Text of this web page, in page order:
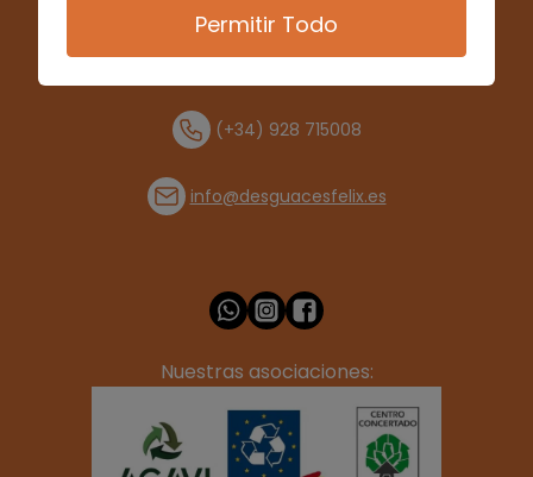
(+34) 928 715008
info@desguacesfelix.es
Nuestras asociaciones:
Permitir Todo